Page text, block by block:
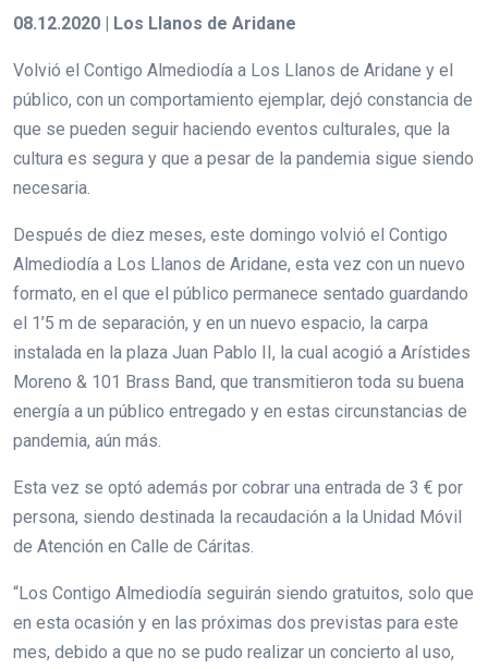
08.12.2020 | Los Llanos de Aridane
Volvió el Contigo Almediodía a Los Llanos de Aridane y el
público, con un comportamiento ejemplar, dejó constancia de
que se pueden seguir haciendo eventos culturales, que la
cultura es segura y que a pesar de la pandemia sigue siendo
necesaria.
Después de diez meses, este domingo volvió el Contigo
Almediodía a Los Llanos de Aridane, esta vez con un nuevo
formato, en el que el público permanece sentado guardando
el 1’5 m de separación, y en un nuevo espacio, la carpa
instalada en la plaza Juan Pablo II, la cual acogió a Arístides
Moreno & 101 Brass Band, que transmitieron toda su buena
energía a un público entregado y en estas circunstancias de
pandemia, aún más.
Esta vez se optó además por cobrar una entrada de 3 € por
persona, siendo destinada la recaudación a la Unidad Móvil
de Atención en Calle de Cáritas.
“Los Contigo Almediodía seguirán siendo gratuitos, solo que
en esta ocasión y en las próximas dos previstas para este
mes, debido a que no se pudo realizar un concierto al uso,